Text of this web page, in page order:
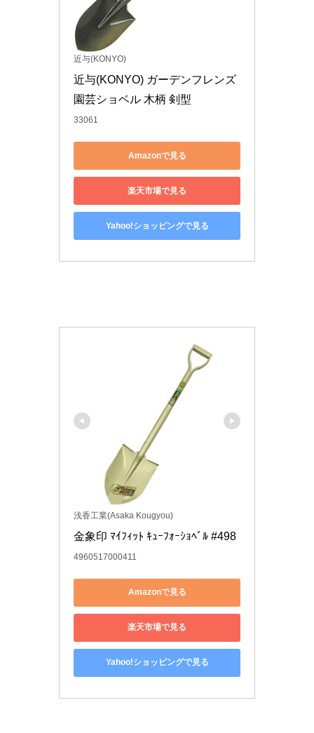
近与(KONYO)
近与(KONYO) ガーデンフレンズ
園芸ショベル 木柄 剣型
33061
Amazonで見る
楽天市場で見る
Yahoo!ショッピングで見る
浅香工業(Asaka Kougyou)
金象印 ﾏｲﾌｨｯﾄ ｷｭｰﾌｫｰｼｮﾍﾞﾙ #498
4960517000411
Amazonで見る
楽天市場で見る
Yahoo!ショッピングで見る